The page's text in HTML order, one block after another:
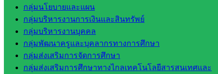
กลุ่มนโยบายและแผน
กลุ่มบริหารงานการเงินและสินทรัพย์
กลุ่มบริหารงานบุคคล
กลุ่มพัฒนาครูและบุคลากรทางการศึกษา
กลุ่มส่งเสริมการจัดการศึกษา
กลุ่มส่งเสริมการศึกษาทางไกลเทคโนโลยีสารสนเทศและ
กลุ่
มอำนวย
การ
กลุ่ม
บริหาร
งานงาน